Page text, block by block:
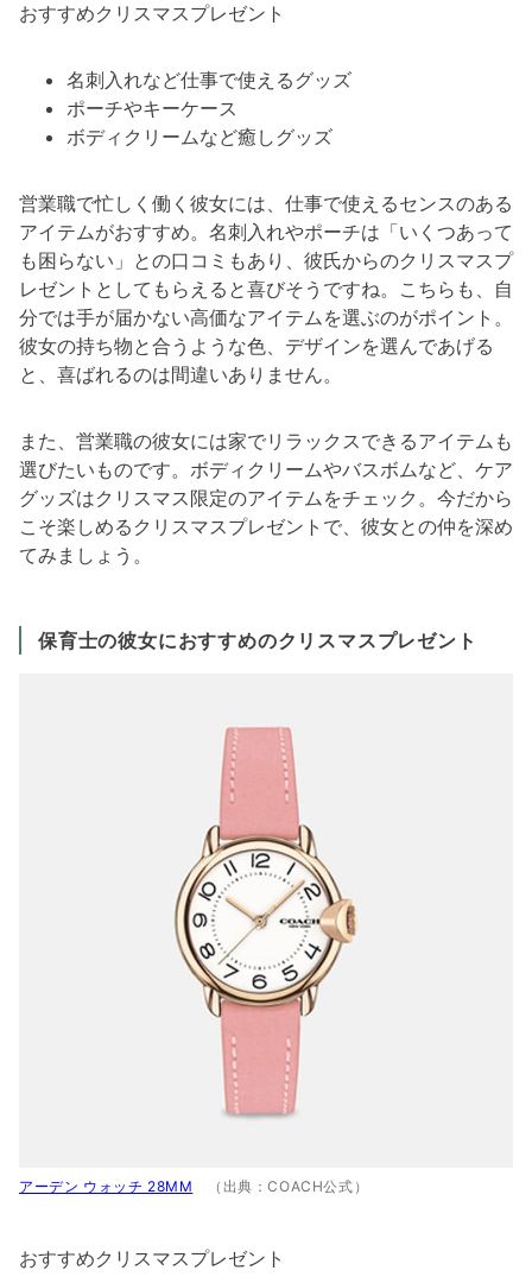
おすすめクリスマスプレゼント
名刺入れなど仕事で使えるグッズ
ポーチやキーケース
ボディクリームなど癒しグッズ
営業職で忙しく働く彼女には、仕事で使えるセンスのある
アイテムがおすすめ。名刺入れやポーチは「いくつあって
も困らない」との口コミもあり、彼氏からのクリスマスプ
レゼントとしてもらえると喜びそうですね。こちらも、自
分では手が届かない高価なアイテムを選ぶのがポイント。
彼女の持ち物と合うような色、デザインを選んであげる
と、喜ばれるのは間違いありません。
また、営業職の彼女には家でリラックスできるアイテムも
選びたいものです。ボディクリームやバスボムなど、ケア
グッズはクリスマス限定のアイテムをチェック。今だから
こそ楽しめるクリスマスプレゼントで、彼女との仲を深め
てみましょう。
保育士の彼女におすすめのクリスマスプレゼント
アーデン ウォッチ 28MM （出典：COACH公式）
おすすめクリスマスプレゼント